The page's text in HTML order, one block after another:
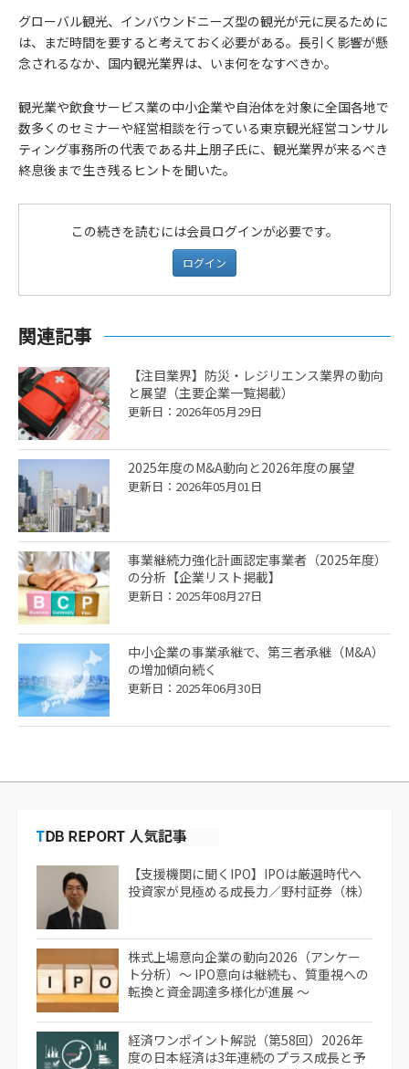
グローバル観光、インバウンドニーズ型の観光が元に戻るために
は、まだ時間を要すると考えておく必要がある。長引く影響が懸
念されるなか、国内観光業界は、いま何をなすべきか。
観光業や飲食サービス業の中小企業や自治体を対象に全国各地で
数多くのセミナーや経営相談を行っている東京観光経営コンサル
ティング事務所の代表である井上朋子氏に、観光業界が来るべき
終息後まで生き残るヒントを聞いた。
この続きを読むには会員ログインが必要です。
ログイン
関連記事
【注目業界】防災・レジリエンス業界の動向
と展望（主要企業一覧掲載）
更新日：2026年05月29日
2025年度のM&A動向と2026年度の展望
更新日：2026年05月01日
事業継続力強化計画認定事業者（2025年度）
の分析【企業リスト掲載】
更新日：2025年08月27日
中小企業の事業承継で、第三者承継（M&A）
の増加傾向続く
更新日：2025年06月30日
【支援機関に聞くIPO】IPOは厳選時代へ
投資家が見極める成長力／野村証券（株）
株式上場意向企業の動向2026（アンケー
ト分析）～ IPO意向は継続も、質重視への
転換と資金調達多様化が進展 ～
経済ワンポイント解説（第58回）2026年
度の日本経済は3年連続のプラス成長と予